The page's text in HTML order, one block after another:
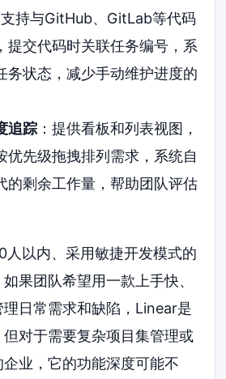
持与GitHub、GitLab等代码
提交代码时关联任务编号，系
务状态，减少手动维护进度的
追踪：提供看板和列表视图，
优先级拖拽排列需求，系统自
的剩余工作量，帮助团队评估
人以内、采用敏捷开发模式的
果团队希望用一款上手快、
日常需求和缺陷，Linear是
对于需要复杂项目集管理或
业，它的功能深度可能不